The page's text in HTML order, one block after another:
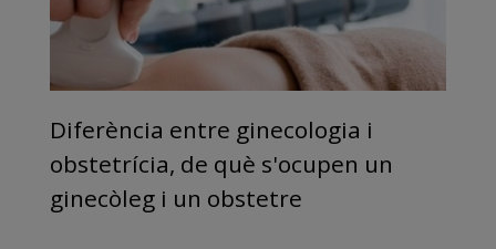
Diferència entre ginecologia i
obstetrícia, de què s'ocupen un
ginecòleg i un obstetre